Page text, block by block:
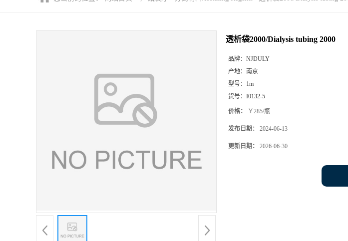
透析袋2000/Dialysis tubing 2000
品牌： NJDULY
产地： 南京
型号： 1m
货号： I0132-5
价格： ￥285/瓶
发布日期： 2024-06-13
更新日期： 2026-06-30